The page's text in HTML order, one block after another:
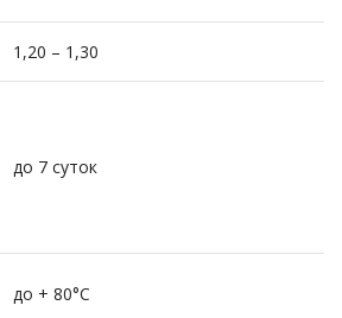
1,20 – 1,30
до 7 суток
до + 80°С